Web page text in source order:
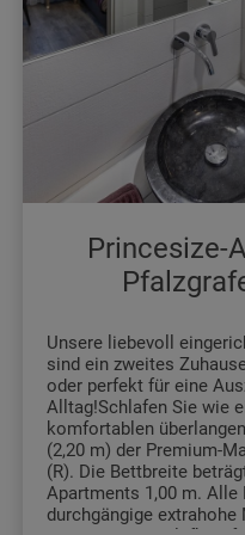
Wecker
- bequeme
- digitale
- Flasche Wasser
- kostenfreies
- Heizung
- Turmventilator
Badezimmer
Regenbrause und
- Haartrockner
- 1 Handtuch und
- Hair- and
- Kosmetikspiegel
- Kosmetiktücher
- Toilette mit
- Ablagefläche
-
Princesize-
Unsere liebevoll
sind ein zweites
oder perfekt für eine
Alltag!Schlafen Sie wie
komfortablen
(2,20 m) der Premium-
(R). Die Bettbreite
Apartments 1,00 m. Alle
durchgängige extrahohe